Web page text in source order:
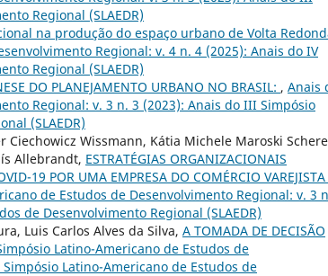
Regional (SLAEDR)
na produção do espaço urbano de Volta
Regional: v. 4 n. 4 (2025): Anais do IV
Regional (SLAEDR)
DO PLANEJAMENTO URBANO NO BRASIL: , Anais
Regional: v. 3 n. 3 (2023): Anais do III Simpósio
(SLAEDR)
Ciechowicz Wissmann, Kátia Michele Maroski
Allebrandt, ESTRATÉGIAS ORGANIZACIONAIS
19 POR UMA EMPRESA DO COMÉRCIO
de Estudos de Desenvolvimento Regional: v. 3
de Desenvolvimento Regional (SLAEDR)
Luis Carlos Alves da Silva, A TOMADA DE DECISÃO
Latino-Americano de Estudos de
Latino-Americano de Estudos de